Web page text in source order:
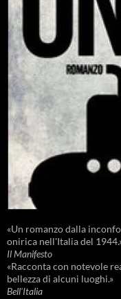
«Un romanzo dalla
onirica nell'Italia del
Il Manifesto
«Racconta con notevole
bellezza di alcuni luoghi.»
Bell'Italia